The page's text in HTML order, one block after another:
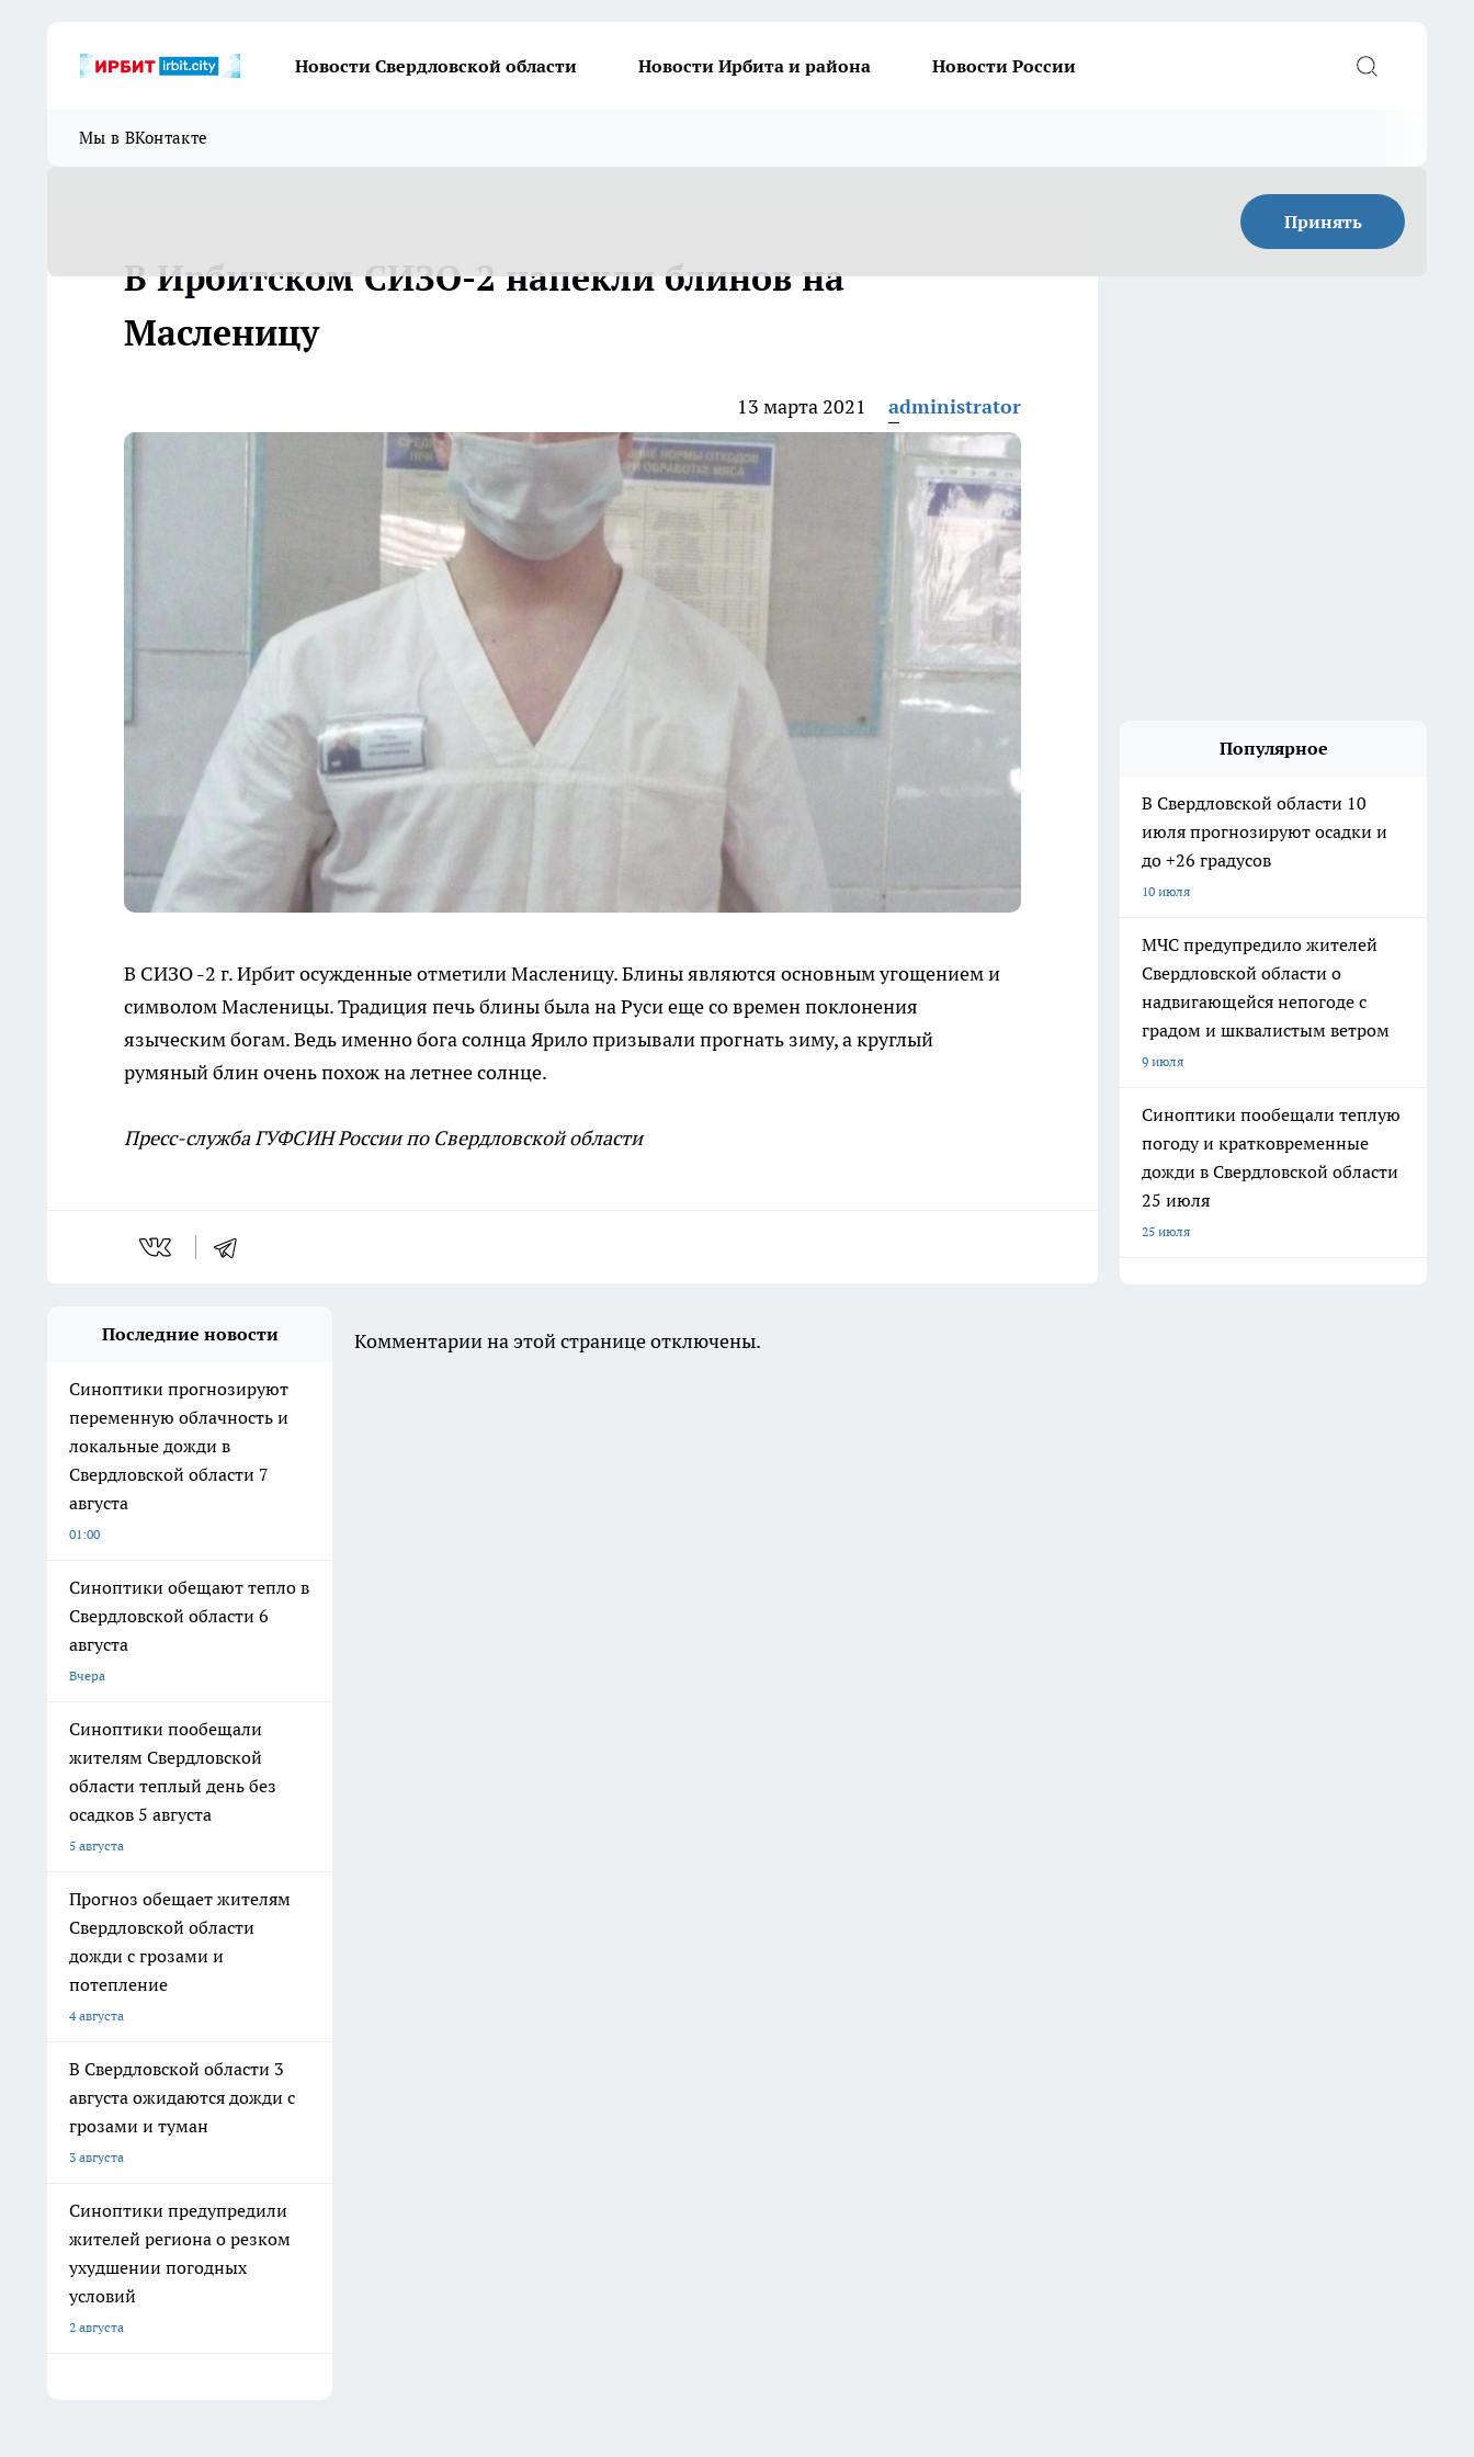
Новости Свердловской области Новости Ирбита и района Новости России
Мы в ВКонтакте
Принять
В Ирбитском СИЗО-2 напекли блинов на
Масленицу
13 марта 2021 administrator
В СИЗО -2 г. Ирбит осужденные отметили Масленицу. Блины являются основным угощением и
символом Масленицы. Традиция печь блины была на Руси еще со времен поклонения
языческим богам. Ведь именно бога солнца Ярило призывали прогнать зиму, а круглый
румяный блин очень похож на летнее солнце.
Пресс-служба ГУФСИН России по Свердловской области
Популярное
В Свердловской области 10
июля прогнозируют осадки и
до +26 градусов
10 июля
МЧС предупредило жителей
Свердловской области о
надвигающейся непогоде с
градом и шквалистым ветром
9 июля
Синоптики пообещали теплую
погоду и кратковременные
дожди в Свердловской области
25 июля
25 июля
Последние новости
Синоптики прогнозируют
переменную облачность и
локальные дожди в
Свердловской области 7
августа
01:00
Синоптики обещают тепло в
Свердловской области 6
августа
Вчера
Синоптики пообещали
жителям Свердловской
области теплый день без
осадков 5 августа
5 августа
Прогноз обещает жителям
Свердловской области
дожди с грозами и
потепление
4 августа
В Свердловской области 3
августа ожидаются дожди с
грозами и туман
3 августа
Синоптики предупредили
жителей региона о резком
ухудшении погодных
условий
2 августа
Комментарии на этой странице отключены.